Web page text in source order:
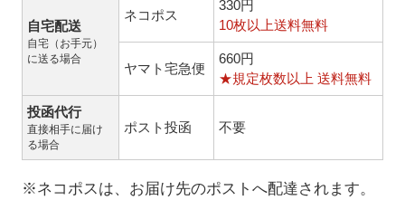
自宅配送
自宅（お手元）
に送る場合
ネコポス
330円
10枚以上送料無料
ヤマト宅急便
660円
★規定枚数以上 送料無料
投函代行
直接相手に届け
る場合
ポスト投函 不要
※ネコポスは、お届け先のポストへ配達されます。